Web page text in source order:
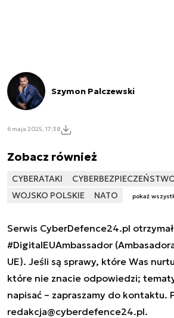
Szymon Palczewski
6 maja 2025, 17:38
Zobacz również
CYBERATAKI
WOJSKO POLSKIE
NATO pokaż
Serwis CyberDefence24.pl
#DigitalEUAmbassador
UE). Jeśli są sprawy, które Was
które nie znacie odpowiedzi;
napisać – zapraszamy do kontaktu.
redakcja@cyberdefence24.pl.